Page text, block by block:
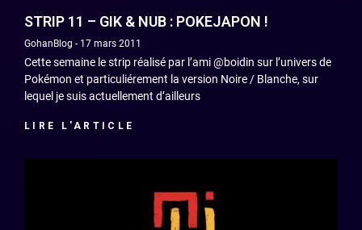
STRIP 11 – GIK & NUB : POKEJAPON !
GohanBlog 17 mars 2011
Cette semaine le strip réalisé par l’ami @boidin sur l’univers de
Pokémon et particuliérement la version Noire / Blanche, sur
lequel je suis actuellement d’ailleurs
LIRE L'ARTICLE